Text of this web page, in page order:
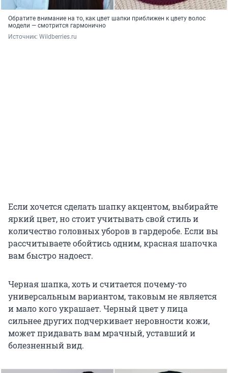
Обратите внимание на то, как цвет шапки приближен к цвету волос
модели — смотрится гармонично
Источник: Wildberries.ru
Если хочется сделать шапку акцентом, выбирайте
яркий цвет, но стоит учитывать свой стиль и
количество головных уборов в гардеробе. Если вы
рассчитываете обойтись одним, красная шапочка
вам быстро надоест.
Черная шапка, хоть и считается почему-то
универсальным вариантом, таковым не является
и мало кого украшает. Черный цвет у лица
сильнее других подчеркивает неровности кожи,
может придавать вам мрачный, уставший и
болезненный вид.